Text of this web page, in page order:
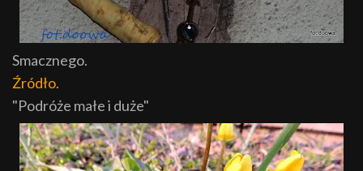
Smacznego.
Źródło.
"Podróże małe i duże"